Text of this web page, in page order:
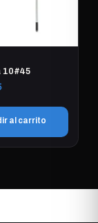
10#45
al carrito